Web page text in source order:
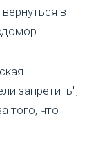
в
запретить",
того, что